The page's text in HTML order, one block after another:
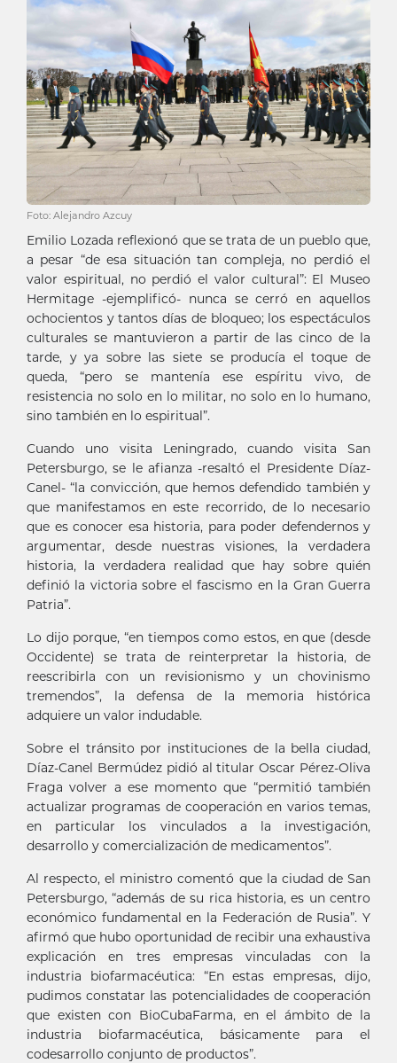
Foto: Alejandro Azcuy
Emilio Lozada reflexionó que se trata de un pueblo que,
a pesar “de esa situación tan compleja, no perdió el
valor espiritual, no perdió el valor cultural”: El Museo
Hermitage -ejemplificó- nunca se cerró en aquellos
ochocientos y tantos días de bloqueo; los espectáculos
culturales se mantuvieron a partir de las cinco de la
tarde, y ya sobre las siete se producía el toque de
queda, “pero se mantenía ese espíritu vivo, de
resistencia no solo en lo militar, no solo en lo humano,
sino también en lo espiritual”.
Cuando uno visita Leningrado, cuando visita San
Petersburgo, se le afianza -resaltó el Presidente Díaz-
Canel- “la convicción, que hemos defendido también y
que manifestamos en este recorrido, de lo necesario
que es conocer esa historia, para poder defendernos y
argumentar, desde nuestras visiones, la verdadera
historia, la verdadera realidad que hay sobre quién
definió la victoria sobre el fascismo en la Gran Guerra
Patria”.
Lo dijo porque, “en tiempos como estos, en que (desde
Occidente) se trata de reinterpretar la historia, de
reescribirla con un revisionismo y un chovinismo
tremendos”, la defensa de la memoria histórica
adquiere un valor indudable.
Sobre el tránsito por instituciones de la bella ciudad,
Díaz-Canel Bermúdez pidió al titular Oscar Pérez-Oliva
Fraga volver a ese momento que “permitió también
actualizar programas de cooperación en varios temas,
en particular los vinculados a la investigación,
desarrollo y comercialización de medicamentos”.
Al respecto, el ministro comentó que la ciudad de San
Petersburgo, “además de su rica historia, es un centro
económico fundamental en la Federación de Rusia”. Y
afirmó que hubo oportunidad de recibir una exhaustiva
explicación en tres empresas vinculadas con la
industria biofarmacéutica: “En estas empresas, dijo,
pudimos constatar las potencialidades de cooperación
que existen con BioCubaFarma, en el ámbito de la
industria biofarmacéutica, básicamente para el
codesarrollo conjunto de productos”.